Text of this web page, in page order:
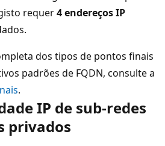
requer4 endereços IP
dos tipos de pontos finais
padrões de FQDN, consulte a
.
IP de sub-redes
privados